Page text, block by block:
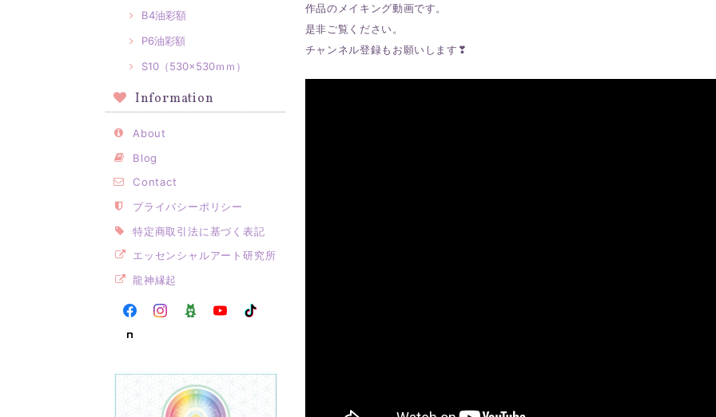
B4油彩額
P6油彩額
S10（530×530ｍｍ）
Information
About
Blog
Contact
プライバシーポリシー
特定商取引法に基づく表記
エッセンシャルアート研究所
龍神縁起
作品のメイキング動画です。
是非ご覧ください。
チャンネル登録もお願いします❣